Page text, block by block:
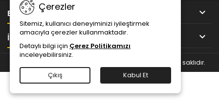
BİLGİ 
İLETIŞIM 
Çerezler
Sitemiz, kullanıcı deneyiminizi iyileştirmek
amacıyla çerezler kullanmaktadır.
Detaylı bilgi için Çerez Politikamızı
inceleyebilirsiniz.
Çıkış Kabul Et
© Copyright 2026 Satek Arıtma Teknolojileri. Tüm hakları saklıdır.